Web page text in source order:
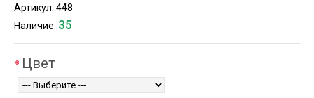
Артикул: 448
Наличие: 35
Цвет